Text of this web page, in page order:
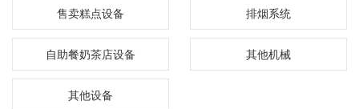
售卖糕点设备 排烟系统
自助餐奶茶店设备 其他机械
其他设备